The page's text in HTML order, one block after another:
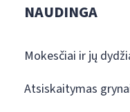
NAUDINGA
Mokesčiai ir jų
Atsiskaitymas